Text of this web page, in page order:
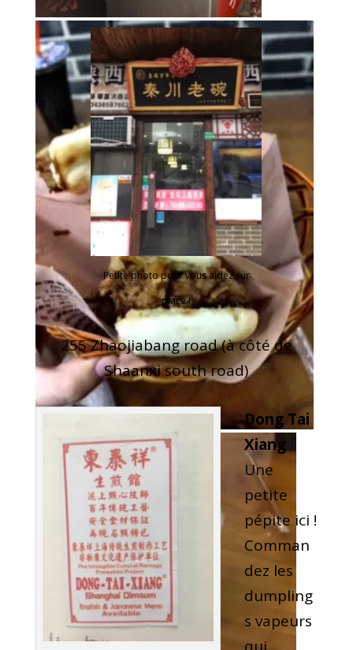
Petite photo pour vous aidez sur
place !
255 Zhaojiabang road (à côté de
Shaanxi south road)
Dong Tai
Xiang
Une
petite
pépite ici !
Comman
dez les
dumpling
s vapeurs
qui